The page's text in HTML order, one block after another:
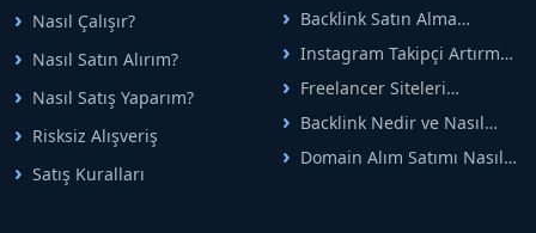
ticaretin güvenli
adreslerinden birisidir.
Nasıl Çalışır?
Nasıl Satın Alırım?
Nasıl Satış Yaparım?
Risksiz Alışveriş
Satış Kuralları
Backlink Satın Alma
Doğru Adımlar
Instagram Takipçi Artırma
Rehberi
Freelancer Siteleri
Yapılır
Backlink Nedir ve Nasıl
Domain Alım Satımı Nasıl